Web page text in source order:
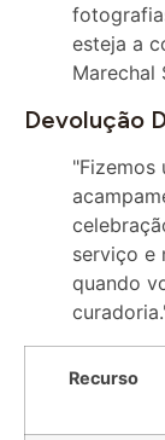
esteja a
Marechal
Devolução
serviço e
quando
Recurso